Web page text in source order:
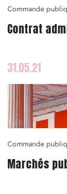
Commande
Contrat
31.05.21
Commande
Marchés